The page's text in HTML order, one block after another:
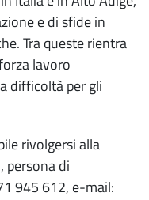
e di sfide in
Tra queste rientra
lavoro
difficoltà per gli
rivolgersi alla
persona di
945 612, e-mail: